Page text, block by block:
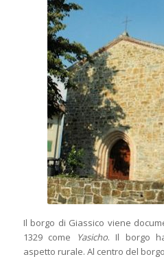
Il borgo di Giassico viene
1329 come
Yasicho. Il borgo
aspetto rurale. Al centro del